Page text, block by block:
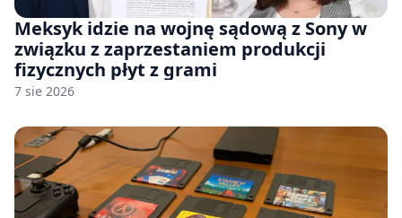
Meksyk idzie na wojnę sądową z Sony w
związku z zaprzestaniem produkcji
fizycznych płyt z grami
7 sie 2026